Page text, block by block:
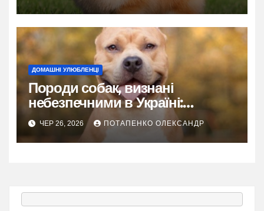
ДОМАШНІ УЛЮБЛЕНЦІ
Породи собак, визнані
небезпечними в Україні:
детальний розбір правил
утримання, вигулу та
відповідальності у 2026 році
ЧЕР 26, 2026 ПОТАПЕНКО ОЛЕКСАНДР